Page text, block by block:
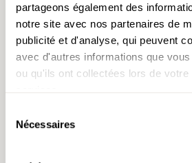
partageons également des
notre site avec nos partenaires de
publicité et d'analyse, qui peuvent
avec d'autres informations que
ou qu'ils ont collectées lors de votre
Nécessaires
Längere Wanderung über die
Dreibündenstein mit Besuch
Grenzpunkts sowie Ausblick
Panoramatafel ins UNESCO-
Tektonikarena Sardona.
ZU BEACHTEN
notwendig für die Bergbahn-